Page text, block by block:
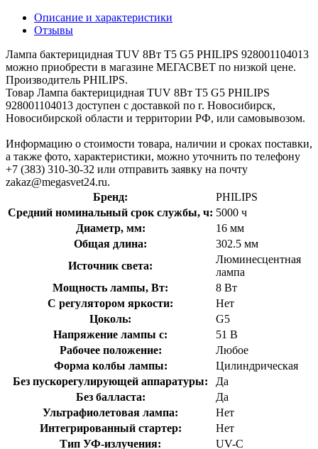
Описание и характеристики
Отзывы
Лампа бактерицидная TUV 8Вт T5 G5 PHILIPS 928001104013
можно приобрести в магазине МЕГАСВЕТ по низкой цене.
Производитель PHILIPS.
Товар Лампа бактерицидная TUV 8Вт T5 G5 PHILIPS
928001104013 доступен с доставкой по г. Новосибирск,
Новосибирской области и территории РФ, или самовывозом.
Информацию о стоимости товара, наличии и сроках поставки,
а также фото, характеристики, можно уточнить по телефону
+7 (383) 310-30-32 или отправить заявку на почту
zakaz@megasvet24.ru.
Бренд:
PHILIPS
Средний номинальный срок службы, ч: 5000 ч
Диаметр, мм:
16 мм
Общая длина:
302.5 мм
Источник света:
Люминесцентная
лампа
Мощность лампы, Вт:
8 Вт
С регулятором яркости:
Нет
Цоколь:
G5
Напряжение лампы с:
51 В
Рабочее положение:
Любое
Форма колбы лампы:
Цилиндрическая
Без пускорегулирующей аппаратуры:
Да
Без балласта:
Да
Ультрафиолетовая лампа:
Нет
Интегрированный стартер:
Нет
Тип УФ-излучения:
UV-C